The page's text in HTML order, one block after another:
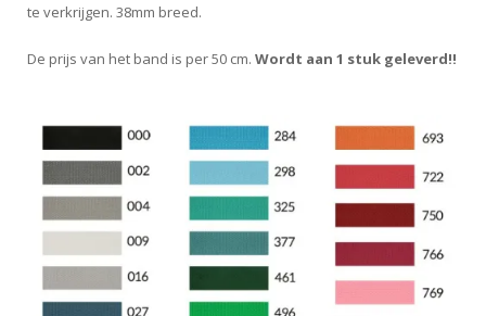
te verkrijgen. 38mm breed.
De prijs van het band is per 50 cm. Wordt aan 1 stuk geleverd!!